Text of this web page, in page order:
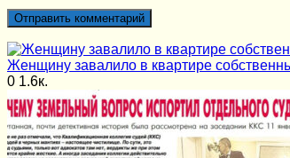
Женщину завалило в квартире
0 1.6к.